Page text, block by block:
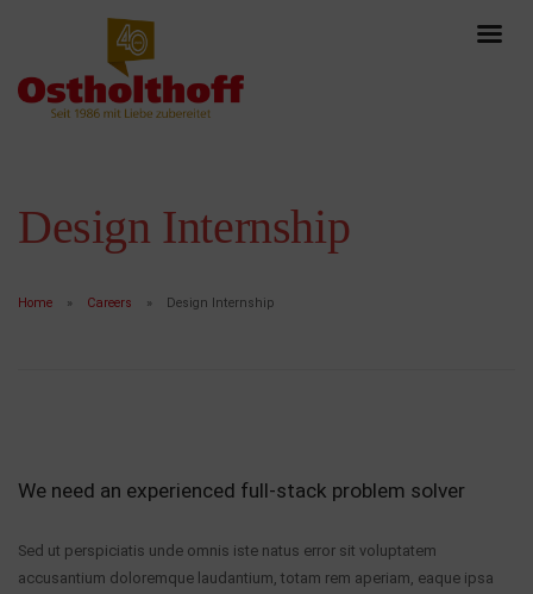
Design Internship
Home Careers Design Internship
We need an experienced full-stack problem solver
Sed ut perspiciatis unde omnis iste natus error sit voluptatem
accusantium doloremque laudantium, totam rem aperiam, eaque ipsa